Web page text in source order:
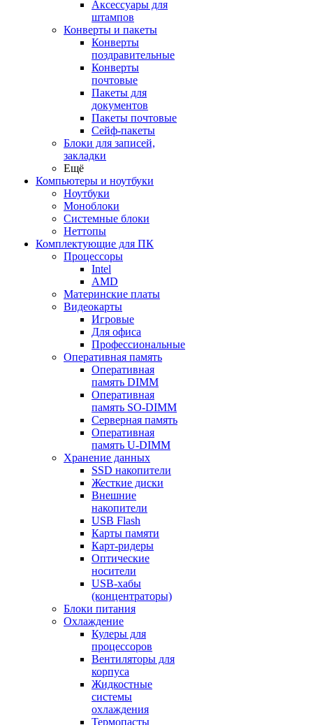
Аксессуары для
штампов
Конверты и пакеты
Конверты
поздравительные
Конверты
почтовые
Пакеты для
документов
Пакеты почтовые
Сейф-пакеты
Блоки для записей,
закладки
Ещё
Компьютеры и ноутбуки
Ноутбуки
Моноблоки
Системные блоки
Неттопы
Комплектующие для ПК
Процессоры
Intel
AMD
Материнские платы
Видеокарты
Игровые
Для офиса
Профессиональные
Оперативная память
Оперативная
память DIMM
Оперативная
память SO-DIMM
Серверная память
Оперативная
память U-DIMM
Хранение данных
SSD накопители
Жесткие диски
Внешние
накопители
USB Flash
Карты памяти
Карт-ридеры
Оптические
носители
USB-хабы
(концентраторы)
Блоки питания
Охлаждение
Кулеры для
процессоров
Вентиляторы для
корпуса
Жидкостные
системы
охлаждения
Термопасты